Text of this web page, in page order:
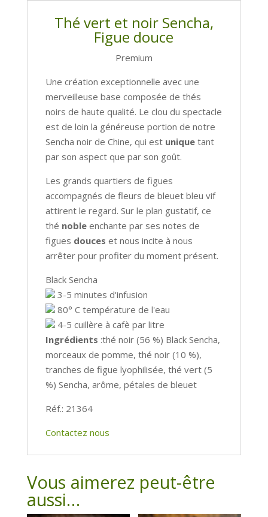
Thé vert et noir Sencha,
Figue douce
Premium
Une création exceptionnelle avec une
merveilleuse base composée de thés
noirs de haute qualité. Le clou du spectacle
est de loin la généreuse portion de notre
Sencha noir de Chine, qui est unique tant
par son aspect que par son goût.
Les grands quartiers de figues
accompagnés de fleurs de bleuet bleu vif
attirent le regard. Sur le plan gustatif, ce
thé noble enchante par ses notes de
figues douces et nous incite à nous
arrêter pour profiter du moment présent.
Black Sencha
3-5 minutes d'infusion
80° C température de l'eau
4-5 cuillère à cafè par litre
Ingrédients :thé noir (56 %) Black Sencha,
morceaux de pomme, thé noir (10 %),
tranches de figue lyophilisée, thé vert (5
%) Sencha, arôme, pétales de bleuet
Réf.: 21364
Contactez nous
Vous aimerez peut-être
aussi…